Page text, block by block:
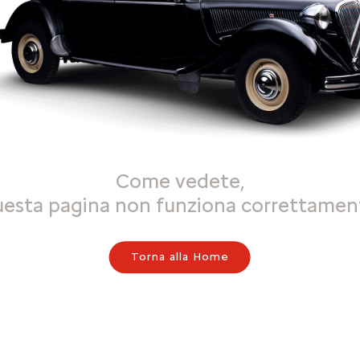
Come vedete,
pagina non funziona
Torna alla Home